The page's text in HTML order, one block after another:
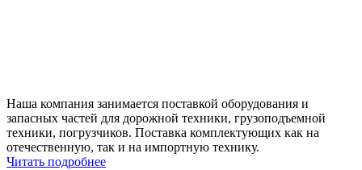
Наша компания занимается поставкой оборудования и
запасных частей для дорожной техники, грузоподъемной
техники, погрузчиков. Поставка комплектующих как на
отечественную, так и на импортную технику.
Читать подробнее